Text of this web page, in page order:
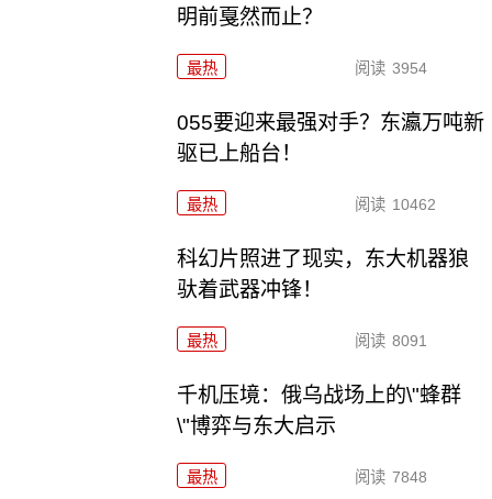
明前戛然而止？
最热 阅读 3954
055要迎来最强对手？东瀛万吨新
驱已上船台！
最热 阅读 10462
科幻片照进了现实，东大机器狼
驮着武器冲锋！
最热 阅读 8091
千机压境：俄乌战场上的\"蜂群
\"博弈与东大启示
最热 阅读 7848